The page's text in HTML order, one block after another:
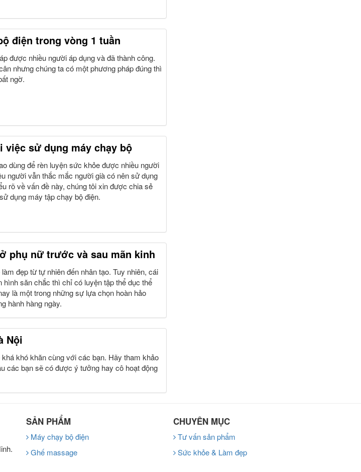
điện trong vòng 1 tuần
được nhiều người áp dụng và đã thành công.
nhưng chúng ta có một phương pháp đúng thì
ngờ.
sử dụng máy chạy bộ
dùng để rèn luyện sức khỏe được nhiều người
người vẫn thắc mắc người già có nên sử dụng
rõ về vấn đề này, chúng tôi xin được chia sẻ
dụng máy tập chạy bộ điện.
phụ nữ trước và sau mãn kinh
đẹp từ tự nhiên đến nhân tạo. Tuy nhiên, cái
săn chắc thì chỉ có luyện tập thể dục thể
là một trong những sự lựa chọn hoàn hảo
hành hàng ngày.
Nội
khó khăn cùng với các bạn. Hãy tham khảo
các bạn sẽ có được ý tưởng hay cô hoạt động
SẢN PHẨM
Máy chạy bộ điện
Ghế massage
CHUYÊN MỤC
Tư vấn sản phẩm
Sức khỏe & Làm đẹp